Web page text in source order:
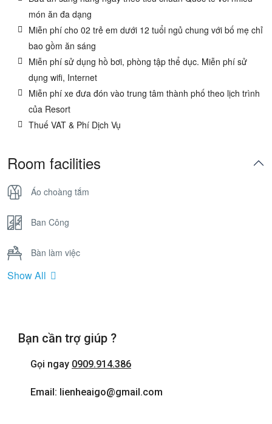
món ăn đa dạng
Miễn phí cho 02 trẻ em dưới 12 tuổi ngủ chung với bố mẹ chỉ
bao gồm ăn sáng
Miễn phí sử dụng hồ bơi, phòng tập thể dục. Miễn phí sử
dụng wifi, Internet
Miễn phí xe đưa đón vào trung tâm thành phố theo lịch trình
của Resort
Thuế VAT & Phí Dịch Vụ
Room facilities
Áo choàng tắm
Ban Công
Bàn làm việc
Bồn Tắm Nằm
Điện thoại
Show All
Bạn cần trợ giúp ?
Gọi ngay 0909.914.386
Email: lienheaigo@gmail.com